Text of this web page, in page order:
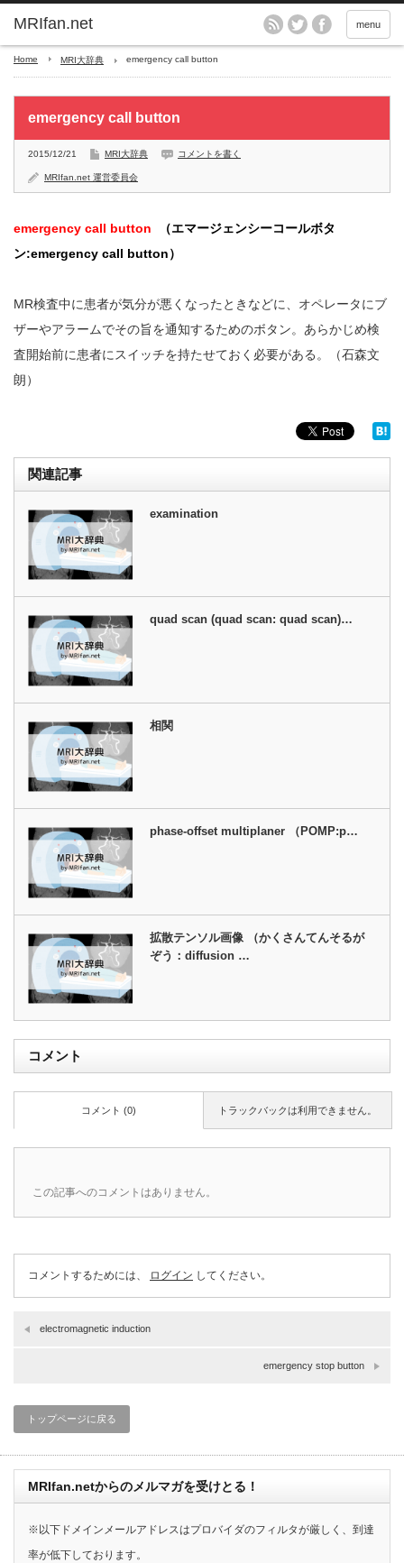
MRIfan.net menu
Home MRI大辞典 emergency call button
emergency call button
2015/12/21 MRI大辞典 コメントを書く
MRIfan.net 運営委員会
emergency call button
（エマージェンシーコールボタ
ン:emergency call button）
MR検査中に患者が気分が悪くなったときなどに、オペレータにブ
ザーやアラームでその旨を通知するためのボタン。あらかじめ検
査開始前に患者にスイッチを持たせておく必要がある。（石森文
朗）
関連記事
examination
quad scan (quad scan: quad scan)…
相関
phase-offset multiplaner （POMP:p…
拡散テンソル画像 （かくさんてんそるが
ぞう：diffusion …
コメント
トラックバックは利用できません。
コメント (0)
この記事へのコメントはありません。
コメントするためには、 ログイン してください。
electromagnetic induction
emergency stop button
トップページに戻る
MRIfan.netからのメルマガを受けとる！
※以下ドメインメールアドレスはプロバイダのフィルタが厳しく、到達
率が低下しております。